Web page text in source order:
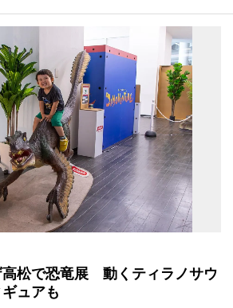
高松で恐竜展 動くティラノサウ
ュアも